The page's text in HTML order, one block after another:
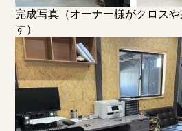
完成写真（オーナー様がクロス
す）